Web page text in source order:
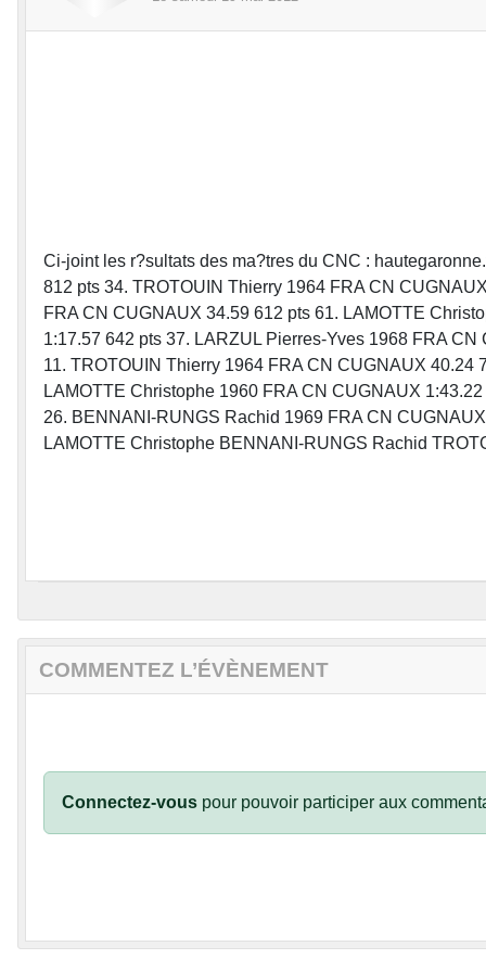
Ci-joint les r?sultats des ma?tres du CNC :
812 pts 34. TROTOUIN Thierry 1964 FRA CN
FRA CN CUGNAUX 34.59 612 pts 61. LAMOTTE
1:17.57 642 pts 37. LARZUL Pierres-Yves 1968 FRA
11. TROTOUIN Thierry 1964 FRA CN CUGNAUX
LAMOTTE Christophe 1960 FRA CN CUGNAUX
26. BENNANI-RUNGS Rachid 1969 FRA CN
LAMOTTE Christophe BENNANI-RUNGS Rachid
COMMENTEZ L’ÉVÈNEMENT
Connectez-vous pour pouvoir participer aux